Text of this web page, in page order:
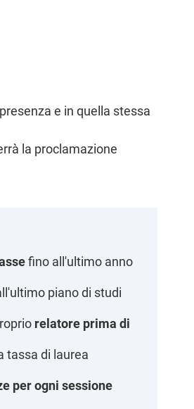
e in quella stessa
la proclamazione
fino all'ultimo anno
piano di studi
relatore prima di
tassa di laurea
per ogni sessione